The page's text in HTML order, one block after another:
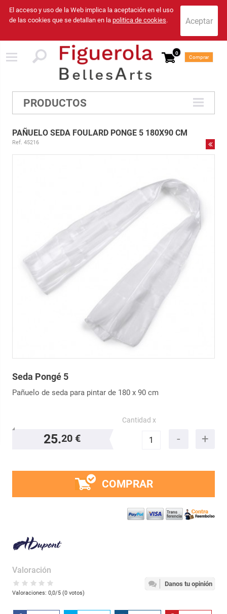
El acceso y uso de la Web implica la aceptación en el uso
de las cookies que se detallan en la politica de cookies.
0
Comprar
PRODUCTOS
PAÑUELO SEDA FOULARD PONGE 5 180X90 CM
Ref. 45216
Seda Pongé 5
Pañuelo de seda para pintar de 180 x 90 cm
25.20 €
Cantidad x
COMPRAR
Danos tu opinión
Valoración
Valoraciones: 0,0/5 (0votos)